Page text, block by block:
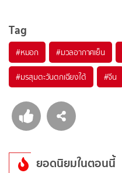
Tag
#หมอก #มวลอากาศเย็น
#มรสุมตะวันตกเฉียงใต้ #จีน
ยอดนิยมในตอนนี้